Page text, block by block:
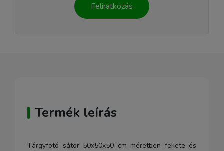
Feliratkozás
Termék leírás
Tárgyfotó sátor 50x50x50 cm méretben fekete és